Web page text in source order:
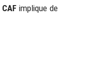
implique de